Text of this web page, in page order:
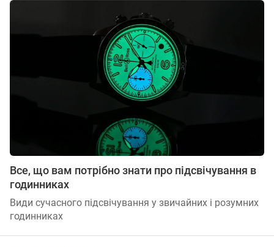
Все, що вам потрібно знати про підсвічування в
годинниках
Види сучасного підсвічування у звичайних і розумних
годинниках